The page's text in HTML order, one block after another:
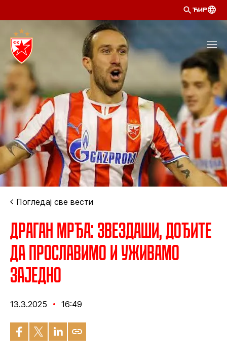
ЋИР
Погледај све вести
Драган Мрђа: Звездаши, дођите
да прославимо и уживамо
заједно
13.3.2025 16:49